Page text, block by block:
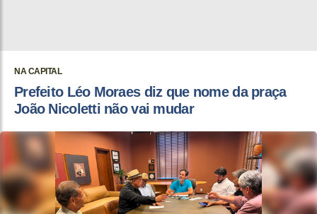
NA CAPITAL
Prefeito Léo Moraes diz que nome da praça
João Nicoletti não vai mudar